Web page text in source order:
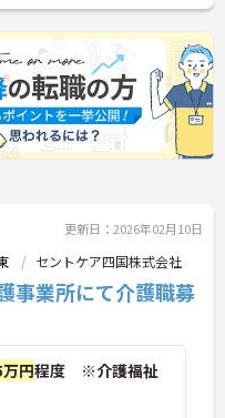
更新日：2026年02月10日
セントケア四国株式会社
事業所にて介護職募
円程度 ※介護福祉